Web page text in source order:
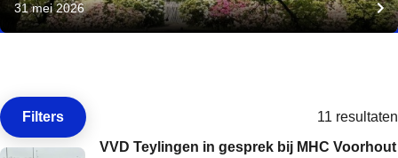
31 mei 2026
Open de
Filters
11 resultaten
VVD Teylingen in gesprek bij MHC Voorhout